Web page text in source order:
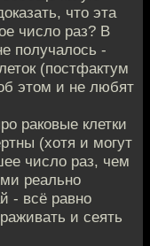
что эта
число раз? В
получалось -
(постфактум
этом и не любят
раковые клетки
(хотя и могут
число раз, чем
реально
- всё равно
и сеять